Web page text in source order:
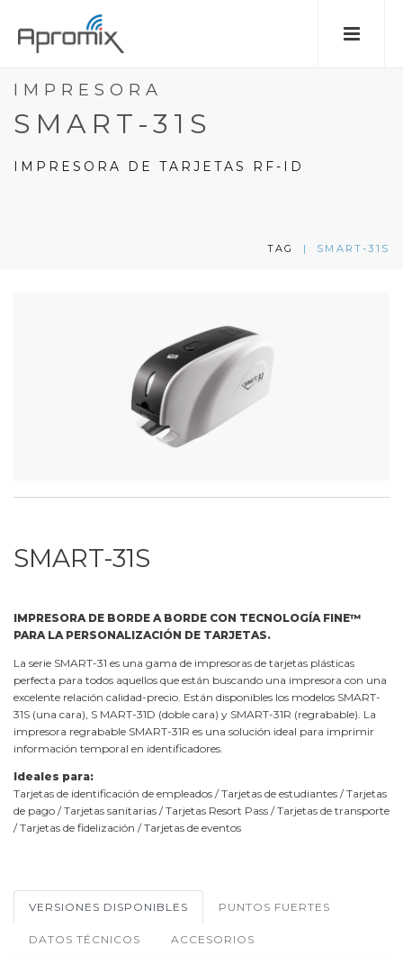
IMPRESORA
SMART-31S
IMPRESORA DE TARJETAS RF-ID
TAG | SMART-31S
SMART-31S
IMPRESORA DE BORDE A BORDE CON TECNOLOGÍA FINE™
PARA LA PERSONALIZACIÓN DE TARJETAS.
La serie SMART-31 es una gama de impresoras de tarjetas plásticas
perfecta para todos aquellos que están buscando una impresora con una
excelente relación calidad-precio. Están disponibles los modelos SMART-
31S (una cara), S MART-31D (doble cara) y SMART-31R (regrabable). La
impresora regrabable SMART-31R es una solución ideal para imprimir
información temporal en identificadores.
Ideales para:
Tarjetas de identificación de empleados / Tarjetas de estudiantes / Tarjetas
de pago / Tarjetas sanitarias / Tarjetas Resort Pass / Tarjetas de transporte
/ Tarjetas de fidelización / Tarjetas de eventos
VERSIONES DISPONIBLES PUNTOS FUERTES
DATOS TÉCNICOS ACCESORIOS